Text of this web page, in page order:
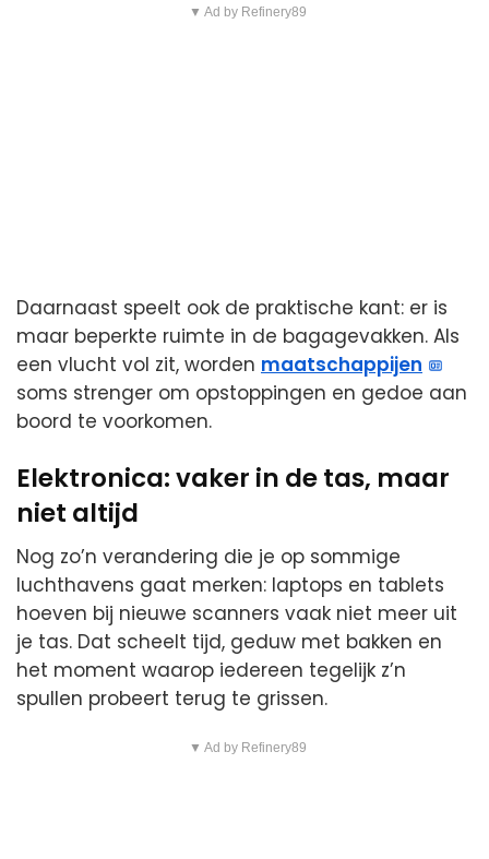
▼ Ad by Refinery89
Daarnaast speelt ook de praktische kant: er is
maar beperkte ruimte in de bagagevakken. Als
een vlucht vol zit, worden maatschappijen
soms strenger om opstoppingen en gedoe aan
boord te voorkomen.
Elektronica: vaker in de tas, maar
niet altijd
Nog zo’n verandering die je op sommige
luchthavens gaat merken: laptops en tablets
hoeven bij nieuwe scanners vaak niet meer uit
je tas. Dat scheelt tijd, geduw met bakken en
het moment waarop iedereen tegelijk z’n
spullen probeert terug te grissen.
▼ Ad by Refinery89